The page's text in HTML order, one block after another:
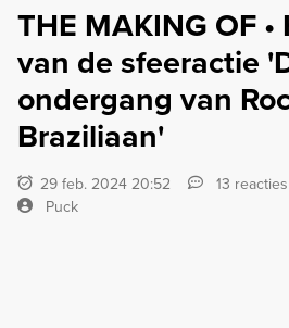
THE MAKING OF
van de sfeeractie
ondergang van
Braziliaan'
29 feb. 2024 20:52
13 reacties
Puck